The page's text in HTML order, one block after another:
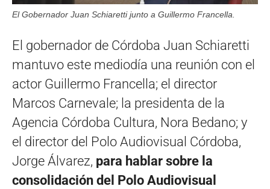
El Gobernador Juan Schiaretti junto a Guillermo Francella.
El gobernador de Córdoba Juan Schiaretti
mantuvo este mediodía una reunión con el
actor Guillermo Francella; el director
Marcos Carnevale; la presidenta de la
Agencia Córdoba Cultura, Nora Bedano; y
el director del Polo Audiovisual Córdoba,
Jorge Álvarez, para hablar sobre la
consolidación del Polo Audiovisual